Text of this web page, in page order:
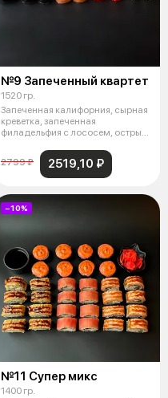
№9 Запеченный квартет
1520 гр.
Запеченная калифорния, сырная
креветка, запеченная
филадельфия с лососем, острый
2799 ₽
2519,10 ₽
−10%
№11 Супер микс
1400 гр.